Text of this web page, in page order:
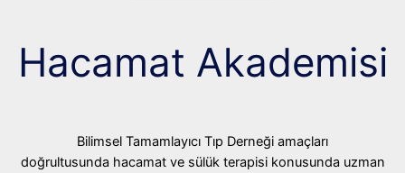
Hacamat Akademisi
Bilimsel Tamamlayıcı Tıp Derneği amaçları
doğrultusunda hacamat ve sülük terapisi konusunda uzman